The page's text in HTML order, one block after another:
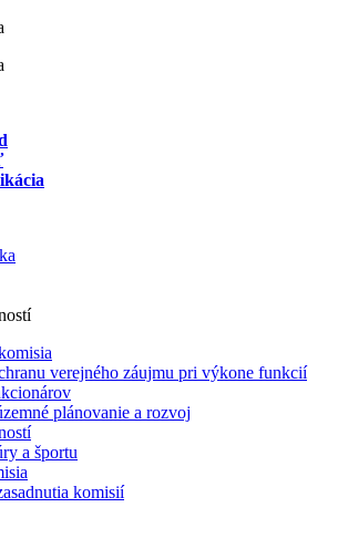
verejného záujmu pri výkone funkcií
plánovanie a rozvoj
a športu
komisií